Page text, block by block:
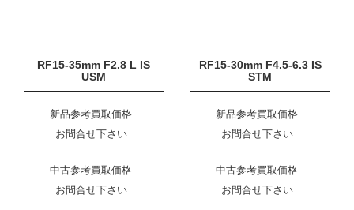
RF15-35mm F2.8 L IS
USM
新品参考買取価格
お問合せ下さい
中古参考買取価格
お問合せ下さい
RF15-30mm F4.5-6.3 IS
STM
新品参考買取価格
お問合せ下さい
中古参考買取価格
お問合せ下さい